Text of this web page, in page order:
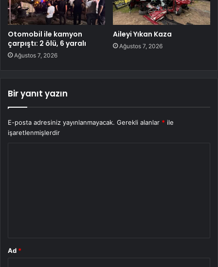
Otomobil ile kamyon
çarpıştı: 2 ölü, 6 yaralı
Ağustos 7, 2026
Aileyi Yıkan Kaza
Ağustos 7, 2026
Bir yanıt yazın
E-posta adresiniz yayınlanmayacak. Gerekli alanlar * ile
işaretlenmişlerdir
Ad *